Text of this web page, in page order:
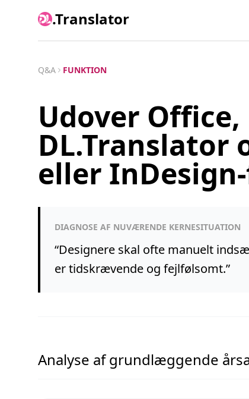
.Translator
Q&A FUNKTION
Udover
DL.Translator
eller
DIAGNOSE AF NUVÆRENDE KERNESITUATION
“Designere skal ofte manuelt
er tidskrævende og fejlfølsomt.”
Analyse af grundlæggende